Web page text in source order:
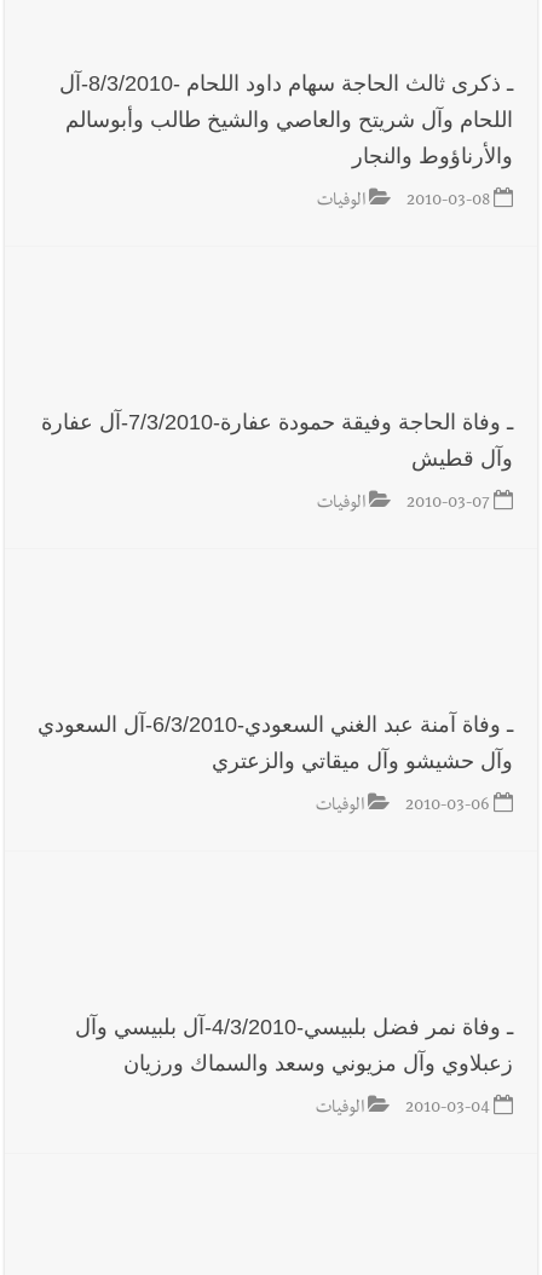
أخبار صيدا
بلدية صيدا ومؤسسة الحريري تعقدان الاجتماع
التشاوري الأول للمرصد الحضري
أخبار لبنان
خرق إسرائيلي في زوطر الغربية وساتر ترابي قبالة آخر
أخبار لبنان
خلفيات توقيف السفير الفلسطيني السابق أشرف دبور:
تداخل السياسة بالقضاء ولبنان قد يسلّمه إلى السلطة
ـ ذكرى ثالث الحاجة سهام داود اللحام -8/3/2010-آل
اللحام وآل شريتح والعاصي والشيخ طالب وأبوسالم
والأرناؤوط والنجار
2010-03-08 الوفيات
ـ وفاة الحاجة وفيقة حمودة عفارة-7/3/2010-آل عفارة
وآل قطيش
2010-03-07 الوفيات
ـ وفاة آمنة عبد الغني السعودي-6/3/2010-آل السعودي
وآل حشيشو وآل ميقاتي والزعتري
2010-03-06 الوفيات
ـ وفاة نمر فضل بلبيسي-4/3/2010-آل بلبيسي وآل
زعبلاوي وآل مزيوني وسعد والسماك ورزيان
2010-03-04 الوفيات